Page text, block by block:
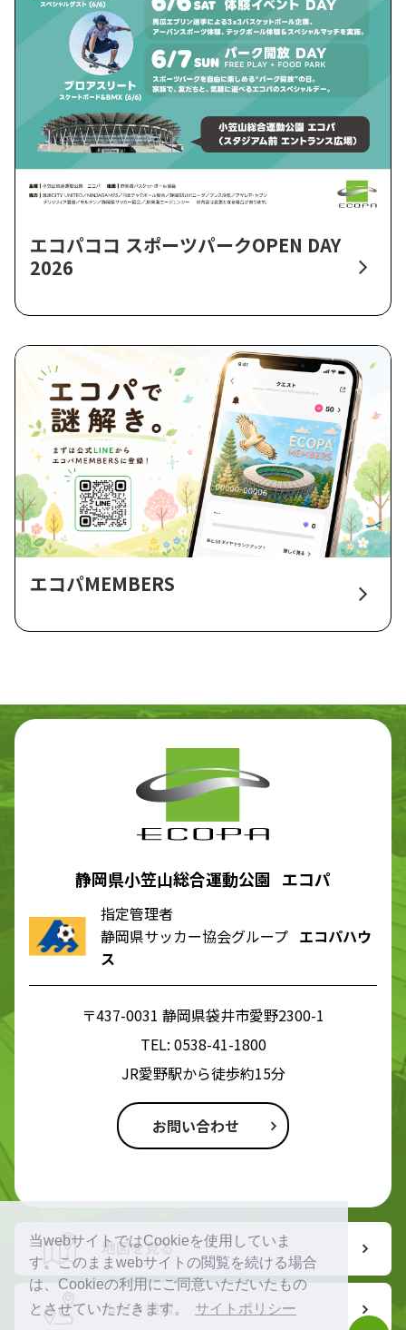
当webサイトではCookieを使用していま
す。このままwebサイトの閲覧を続ける場合
は、Cookieの利用にご同意いただいたもの
とさせていただきます。
サイトポリシー
エコパココ スポーツパークOPEN DAY
2026
エコパMEMBERS
静岡県小笠山総合運動公園 エコパ
指定管理者
静岡県サッカー協会グループ エコパハウ
ス
〒437-0031 静岡県袋井市愛野2300-1
TEL: 0538-41-1800
JR愛野駅から徒歩約15分
お問い合わせ
地図を見る
ルート検索